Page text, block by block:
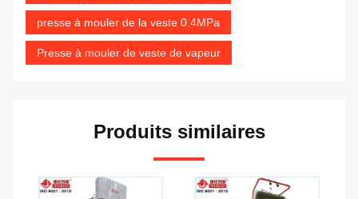
presse à mouler de la veste 0.4MPa
Presse à mouler de veste de vapeur
Produits similaires